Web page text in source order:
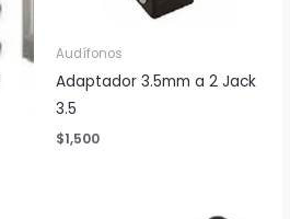
Audífonos
Adaptador 3.5mm a 2 Jack
3.5
$1,500